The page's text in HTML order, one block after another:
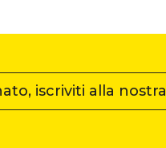
iscriviti alla nostra